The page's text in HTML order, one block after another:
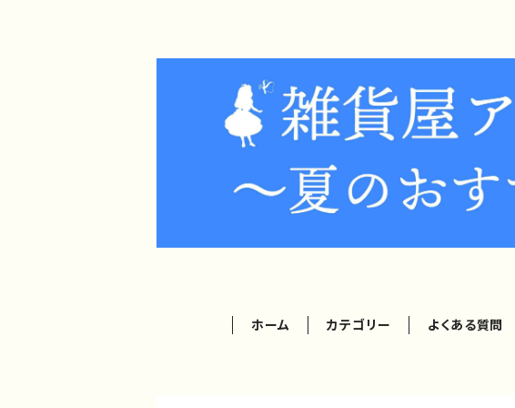
ホーム カテゴリー よくある質問